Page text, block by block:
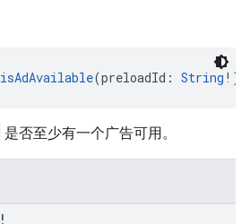
isAdAvailable(preloadId: String
是否至少有一个广告可用。
!